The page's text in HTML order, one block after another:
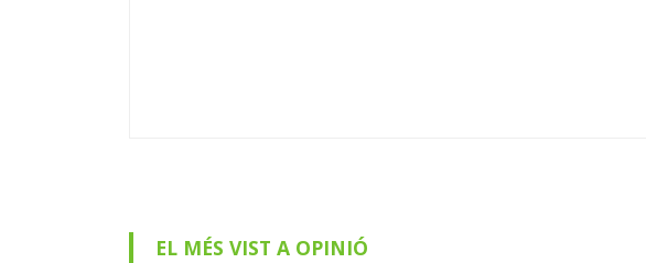
EL MÉS VIST A OPINIÓ